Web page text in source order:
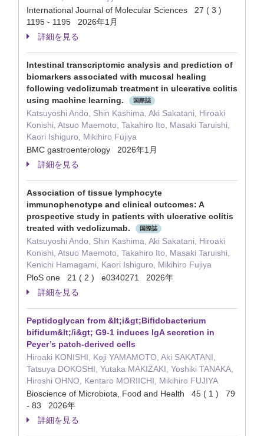
International Journal of Molecular Sciences 27 ( 3 )
1195 - 1195 2026年1月
詳細を見る
Intestinal transcriptomic analysis and prediction of
biomarkers associated with mucosal healing
following vedolizumab treatment in ulcerative colitis
using machine learning.
国際誌
Katsuyoshi Ando, Shin Kashima, Aki Sakatani, Hiroaki
Konishi, Atsuo Maemoto, Takahiro Ito, Masaki Taruishi,
Kaori Ishiguro, Mikihiro Fujiya
BMC gastroenterology 2026年1月
詳細を見る
Association of tissue lymphocyte
immunophenotype and clinical outcomes: A
prospective study in patients with ulcerative colitis
treated with vedolizumab.
国際誌
Katsuyoshi Ando, Shin Kashima, Aki Sakatani, Hiroaki
Konishi, Atsuo Maemoto, Takahiro Ito, Masaki Taruishi,
Kenichi Hamagami, Kaori Ishiguro, Mikihiro Fujiya
PloS one 21 ( 2 ) e0340271 2026年
詳細を見る
Peptidoglycan from &lt;i&gt;Bifidobacterium
bifidum&lt;/i&gt; G9-1 induces IgA secretion in
Peyer’s patch-derived cells
Hiroaki KONISHI, Koji YAMAMOTO, Aki SAKATANI,
Tatsuya DOKOSHI, Yutaka MAKIZAKI, Yoshiki TANAKA,
Hiroshi OHNO, Kentaro MORIICHI, Mikihiro FUJIYA
Bioscience of Microbiota, Food and Health 45 ( 1 ) 79
- 83 2026年
詳細を見る